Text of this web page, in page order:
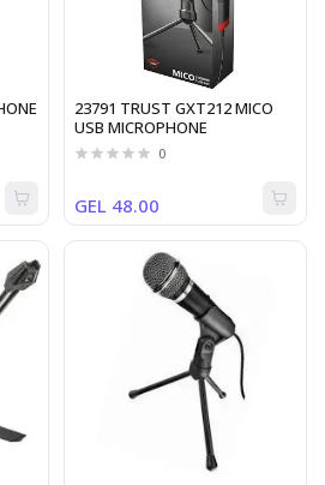
23791 TRUST GXT212 MICO
USB MICROPHONE
0
GEL 48.00